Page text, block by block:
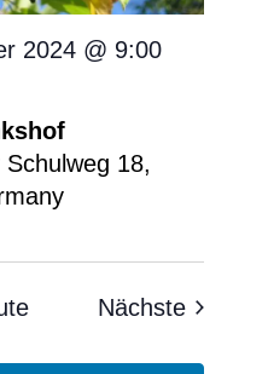
2024 @ 9:00
18,
Nächste